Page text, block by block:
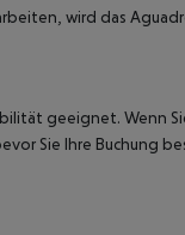
wird das
geeignet. Wenn
Sie Ihre Buchung